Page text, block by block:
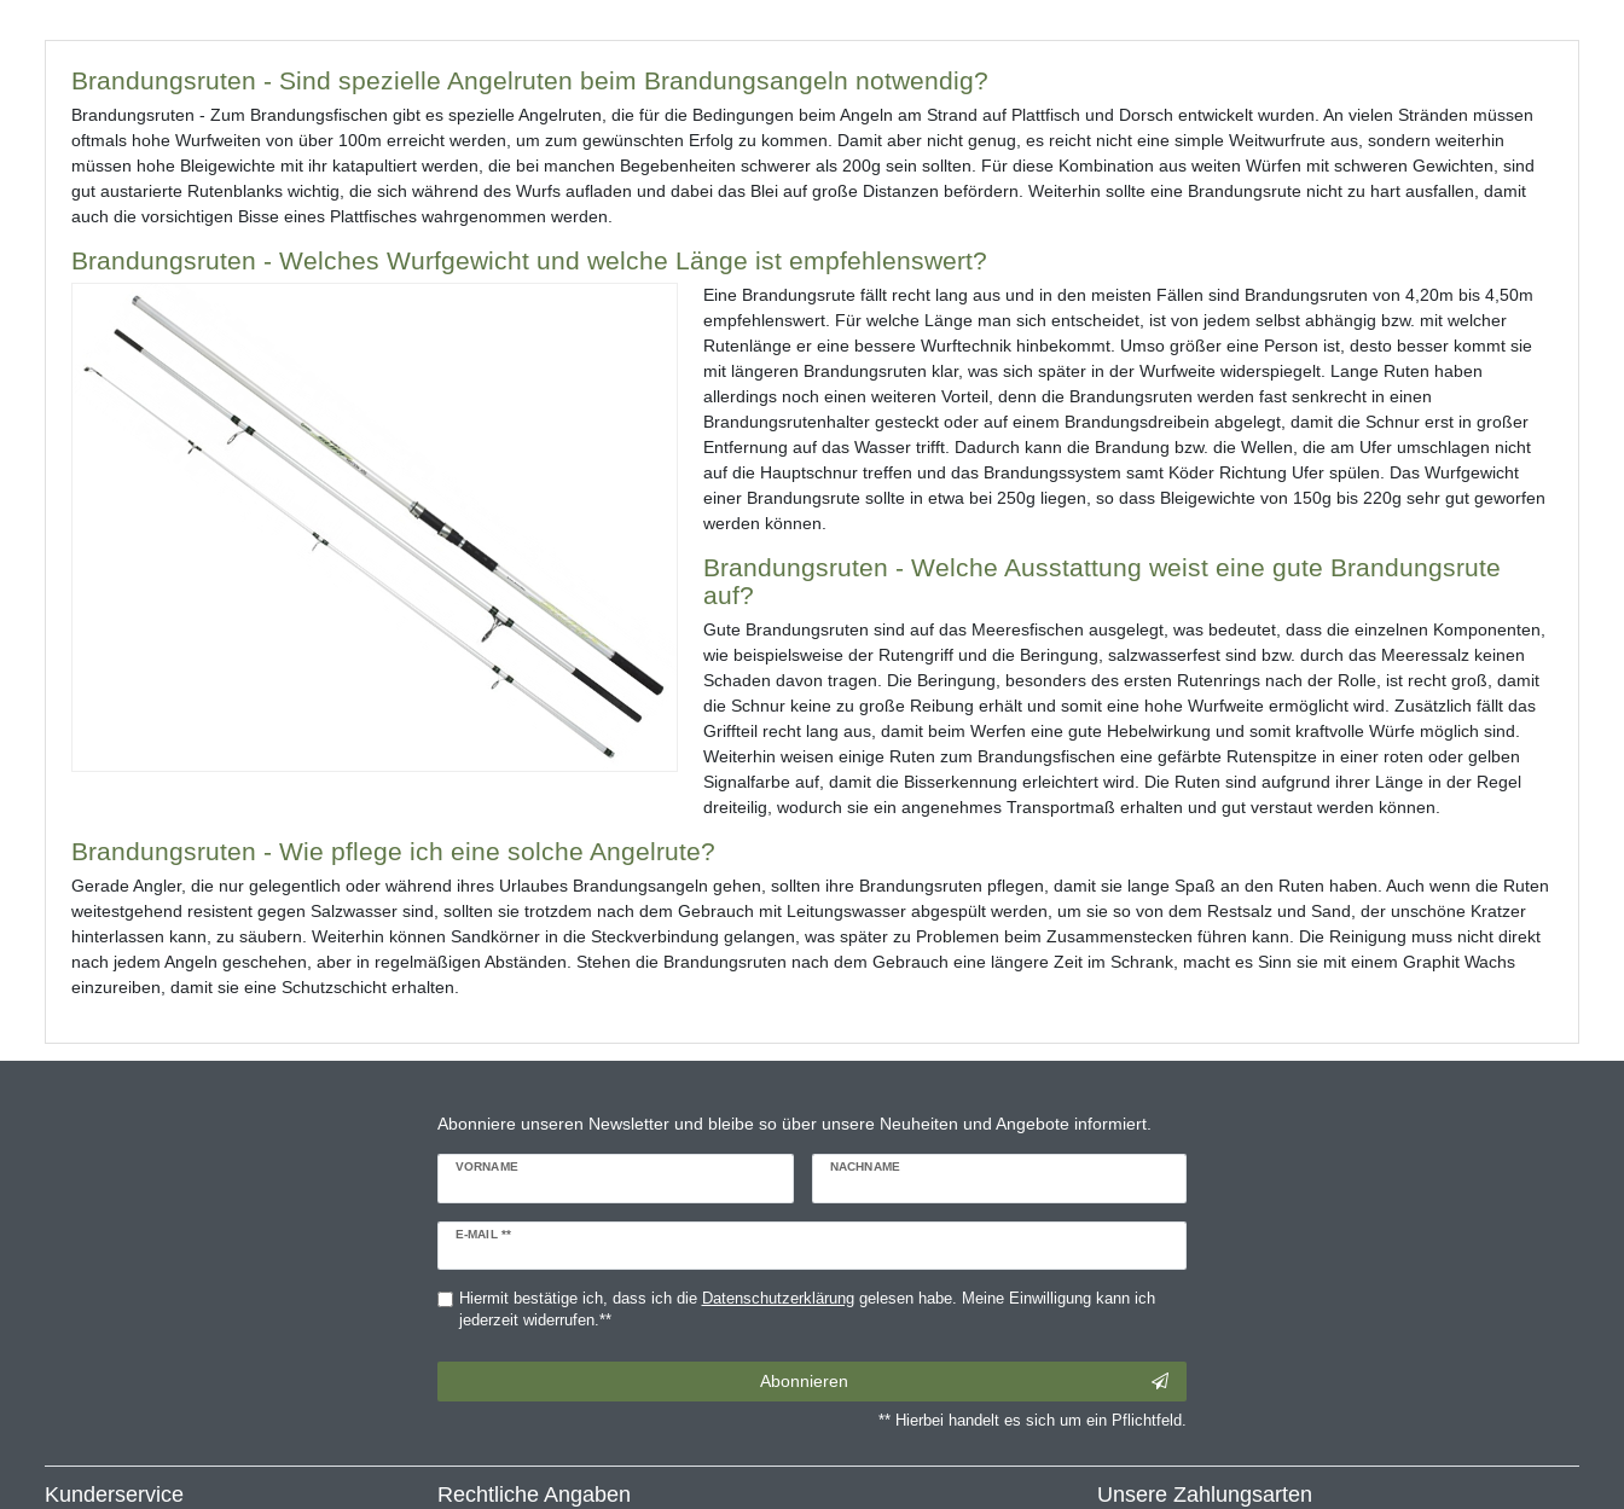
Brandungsruten - Sind spezielle Angelruten beim Brandungsangeln notwendig?
Brandungsruten - Zum Brandungsfischen gibt es spezielle Angelruten, die für die Bedingungen beim Angeln am Strand auf Plattfisch und Dorsch entwickelt wurden. An vielen Stränden müssen
oftmals hohe Wurfweiten von über 100m erreicht werden, um zum gewünschten Erfolg zu kommen. Damit aber nicht genug, es reicht nicht eine simple Weitwurfrute aus, sondern weiterhin
müssen hohe Bleigewichte mit ihr katapultiert werden, die bei manchen Begebenheiten schwerer als 200g sein sollten. Für diese Kombination aus weiten Würfen mit schweren Gewichten, sind
gut austarierte Rutenblanks wichtig, die sich während des Wurfs aufladen und dabei das Blei auf große Distanzen befördern. Weiterhin sollte eine Brandungsrute nicht zu hart ausfallen, damit
auch die vorsichtigen Bisse eines Plattfisches wahrgenommen werden.
Brandungsruten - Welches Wurfgewicht und welche Länge ist empfehlenswert?
Eine Brandungsrute fällt recht lang aus und in den meisten Fällen sind Brandungsruten von 4,20m bis 4,50m
empfehlenswert. Für welche Länge man sich entscheidet, ist von jedem selbst abhängig bzw. mit welcher
Rutenlänge er eine bessere Wurftechnik hinbekommt. Umso größer eine Person ist, desto besser kommt sie
mit längeren Brandungsruten klar, was sich später in der Wurfweite widerspiegelt. Lange Ruten haben
allerdings noch einen weiteren Vorteil, denn die Brandungsruten werden fast senkrecht in einen
Brandungsrutenhalter gesteckt oder auf einem Brandungsdreibein abgelegt, damit die Schnur erst in großer
Entfernung auf das Wasser trifft. Dadurch kann die Brandung bzw. die Wellen, die am Ufer umschlagen nicht
auf die Hauptschnur treffen und das Brandungssystem samt Köder Richtung Ufer spülen. Das Wurfgewicht
einer Brandungsrute sollte in etwa bei 250g liegen, so dass Bleigewichte von 150g bis 220g sehr gut geworfen
werden können.
Brandungsruten - Welche Ausstattung weist eine gute Brandungsrute
auf?
Gute Brandungsruten sind auf das Meeresfischen ausgelegt, was bedeutet, dass die einzelnen Komponenten,
wie beispielsweise der Rutengriff und die Beringung, salzwasserfest sind bzw. durch das Meeressalz keinen
Schaden davon tragen. Die Beringung, besonders des ersten Rutenrings nach der Rolle, ist recht groß, damit
die Schnur keine zu große Reibung erhält und somit eine hohe Wurfweite ermöglicht wird. Zusätzlich fällt das
Griffteil recht lang aus, damit beim Werfen eine gute Hebelwirkung und somit kraftvolle Würfe möglich sind.
Weiterhin weisen einige Ruten zum Brandungsfischen eine gefärbte Rutenspitze in einer roten oder gelben
Signalfarbe auf, damit die Bisserkennung erleichtert wird. Die Ruten sind aufgrund ihrer Länge in der Regel
dreiteilig, wodurch sie ein angenehmes Transportmaß erhalten und gut verstaut werden können.
Brandungsruten - Wie pflege ich eine solche Angelrute?
Gerade Angler, die nur gelegentlich oder während ihres Urlaubes Brandungsangeln gehen, sollten ihre Brandungsruten pflegen, damit sie lange Spaß an den Ruten haben. Auch wenn die Ruten
weitestgehend resistent gegen Salzwasser sind, sollten sie trotzdem nach dem Gebrauch mit Leitungswasser abgespült werden, um sie so von dem Restsalz und Sand, der unschöne Kratzer
hinterlassen kann, zu säubern. Weiterhin können Sandkörner in die Steckverbindung gelangen, was später zu Problemen beim Zusammenstecken führen kann. Die Reinigung muss nicht direkt
nach jedem Angeln geschehen, aber in regelmäßigen Abständen. Stehen die Brandungsruten nach dem Gebrauch eine längere Zeit im Schrank, macht es Sinn sie mit einem Graphit Wachs
einzureiben, damit sie eine Schutzschicht erhalten.
Abonniere unseren Newsletter und bleibe so über unsere Neuheiten und Angebote informiert.
VORNAME NACHNAME
E-MAIL **
Newsletter
Hiermit bestätige ich, dass ich die Daten­schutz­erklärunggelesen habe. Meine Einwilligung kann ich
jederzeit widerrufen.**
Abonnieren
** Hierbei handelt es sich um ein Pflichtfeld.
Kunderservice Rechtliche Angaben Unsere Zahlungsarten